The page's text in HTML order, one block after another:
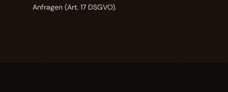
Anfragen (Art. 17 DSGVO).